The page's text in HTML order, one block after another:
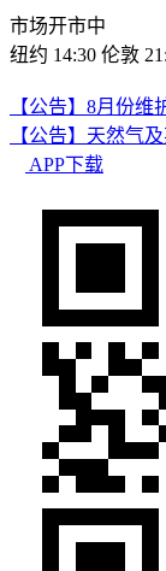
市场开市中
纽约 14:30 伦敦
【公告】8月份维
【公告】天然气
APP下载